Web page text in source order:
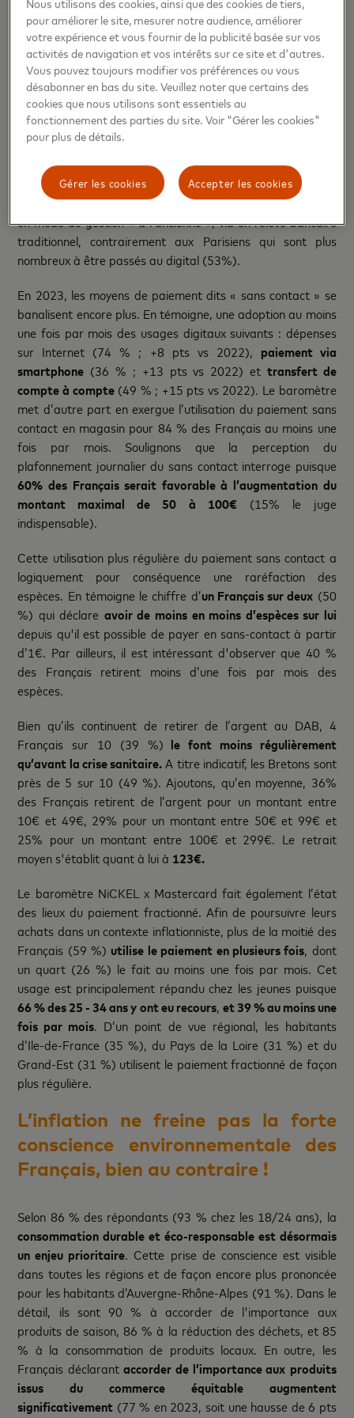
troublé
Dans un contexte d’arbitrage des dépenses, la moitié des
Français (50 %)utilise désormais une application de
gestion et de suivi des dépenses, un chiffre en forte hausse
par rapport à l’année dernière (+22 pts vs 2022). Ce sont
les moins de 35 ans qui sont les plus nombreux à les utiliser
(63 % pour les 18 - 24 ans ; 60 % pour les 25 - 34 ans). On
remarque, d’autre part, que les habitants d’Occitanie (52
%) et d’Auvergne (49 %) sont plus nombreux à conserver
un mode de gestion « à l’ancienne », via un relevé bancaire
traditionnel, contrairement aux Parisiens qui sont plus
nombreux à être passés au digital (53%).
En 2023, les moyens de paiement dits « sans contact » se
banalisent encore plus. En témoigne, une adoption au moins
une fois par mois des usages digitaux suivants : dépenses
sur Internet (74 % ; +8 pts vs 2022), paiement via
smartphone (36 % ; +13 pts vs 2022) et transfert de
compte à compte(49 % ; +15 pts vs 2022). Le baromètre
met d’autre part en exergue l’utilisation du paiement sans
contact en magasin pour 84 % des Français au moins une
fois par mois. Soulignons que la perception du
plafonnement journalier du sans contact interroge puisque
60% des Français serait favorable à l’augmentation du
montant maximal de 50 à 100€(15% le juge
indispensable).
Cette utilisation plus régulière du paiement sans contact a
logiquement pour conséquence une raréfaction des
espèces. En témoigne le chiffre d’un Français sur deux (50
%) qui déclare avoir de moins en moins d’espèces sur lui
depuis qu'il est possible de payer en sans-contact à partir
d’1€. Par ailleurs, il est intéressant d'observer que 40 %
des Français retirent moins d’une fois par mois des
espèces.
Bien qu’ils continuent de retirer de l’argent au DAB, 4
Français sur 10 (39 %) le font moins régulièrement
qu’avant la crise sanitaire.A titre indicatif, les Bretons sont
près de 5 sur 10 (49 %). Ajoutons, qu’en moyenne, 36%
des Français retirent de l’argent pour un montant entre
10€ et 49€, 29% pour un montant entre 50€ et 99€ et
25% pour un montant entre 100€ et 299€. Le retrait
moyen s'établit quant à lui à 123€.
Le baromètre NiCKEL x Mastercard fait également l’état
des lieux du paiement fractionné. Afin de poursuivre leurs
achats dans un contexte inflationniste, plus de la moitié des
Français (59 %) utilise le paiement en plusieurs fois, dont
un quart (26 %) le fait au moins une fois par mois. Cet
usage est principalement répandu chez les jeunes puisque
66 % des 25 - 34 ans y ont eu recours, et 39 % au moins une
fois par mois. D’un point de vue régional, les habitants
d’Ile-de-France (35 %), du Pays de la Loire (31 %) et du
Grand-Est (31 %) utilisent le paiement fractionné de façon
plus régulière.
L’inflation ne freine pas la forte
conscience environnementale des
Français, bien au contraire !
Selon 86 % des répondants (93 % chez les 18/24 ans), la
consommation durable et éco-responsable est désormais
un enjeu prioritaire. Cette prise de conscience est visible
dans toutes les régions et de façon encore plus prononcée
pour les habitants d’Auvergne-Rhône-Alpes (91 %). Dans le
détail, ils sont 90 % à accorder de l'importance aux
produits de saison, 86 % à la réduction des déchets, et 85
% à la consommation de produits locaux. En outre, les
Français déclarantaccorder de l’importance aux produits
issus du commerce équitable augmentent
significativement (77 % en 2023, soit une hausse de 6 pts
pour améliorer le site, mesurer notre audience, améliorer
votre expérience et vous fournir de la publicité basée sur vos
activités de navigation et vos intérêts sur ce site et d'autres.
Vous pouvez toujours modifier vos préférences ou vous
désabonner en bas du site. Veuillez noter que certains des
cookies que nous utilisons sont essentiels au
fonctionnement des parties du site. Voir "Gérer les cookies"
pour plus de détails.
Accepter les cookies
Gérer les cookies